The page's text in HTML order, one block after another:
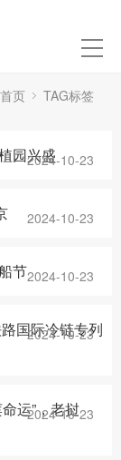
首页 TAG标签
园兴盛
2024-10-23
2024-10-23
节2024-10-23
国际冷链专列
2024-10-23
运”，老挝
2024-10-23